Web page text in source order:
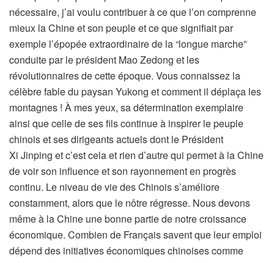
nécessaire, j’ai voulu contribuer à ce que l’on comprenne
mieux la Chine et son peuple et ce que signifiait par
exemple l’épopée extraordinaire de la “longue marche”
conduite par le président Mao Zedong et les
révolutionnaires de cette époque. Vous connaissez la
célèbre fable du paysan Yukong et comment il déplaça les
montagnes ! À mes yeux, sa détermination exemplaire
ainsi que celle de ses fils continue à inspirer le peuple
chinois et ses dirigeants actuels dont le Président
Xi Jinping et c’est cela et rien d’autre qui permet à la Chine
de voir son influence et son rayonnement en progrès
continu. Le niveau de vie des Chinois s’améliore
constamment, alors que le nôtre régresse. Nous devons
même à la Chine une bonne partie de notre croissance
économique. Combien de Français savent que leur emploi
dépend des initiatives économiques chinoises comme